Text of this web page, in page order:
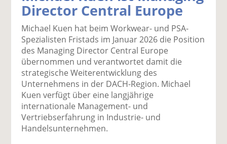
el
a
uf
F
ac
e
b
o
te
el
t
wi
tt
er
n
el
a
uf
Li
k
di
er
E
v
el
ck
Director Central Europe
Michael Kuen hat beim Workwear- und PSA-
Spezialisten Fristads im Januar 2026 die Position
des Managing Director Central Europe
übernommen und verantwortet damit die
strategische Weiterentwicklung des
Unternehmens in der DACH-Region. Michael
Kuen verfügt über eine langjährige
internationale Management- und
Vertriebserfahrung in Industrie- und
Handelsunternehmen.